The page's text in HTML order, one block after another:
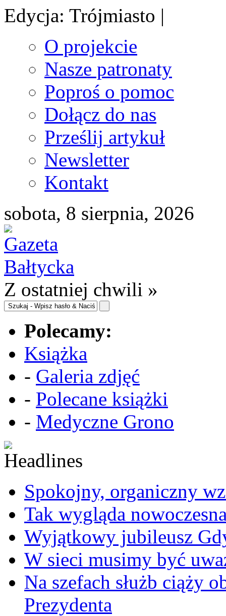
Edycja: Trójmiasto |
O projekcie
Nasze patronaty
Poproś o pomoc
Dołącz do nas
Prześlij artykuł
Newsletter
Kontakt
sobota, 8 sierpnia, 2026
Z ostatniej chwili »
Polecamy:
Książka
- Galeria zdjęć
- Polecane książki
- Medyczne Grono
Spokojny, organiczny
Tak wygląda
Wyjątkowy jubileusz
W sieci musimy być
Na szefach służb ciąży
Prezydenta